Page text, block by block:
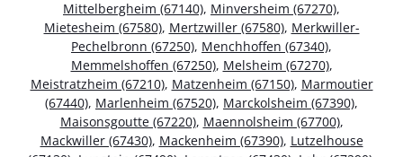
Mittelbergheim (67140), Minversheim (67270),
Mietesheim (67580), Mertzwiller (67580), Merkwiller-
Pechelbronn (67250), Menchhoffen (67340),
Memmelshoffen (67250), Melsheim (67270),
Meistratzheim (67210), Matzenheim (67150), Marmoutier
(67440), Marlenheim (67520), Marckolsheim (67390),
Maisonsgoutte (67220), Maennolsheim (67700),
Mackwiller (67430), Mackenheim (67390), Lutzelhouse